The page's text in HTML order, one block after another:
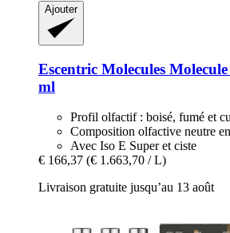
Ajouter
Escentric Molecules
ml
Profil olfactif : boisé, fumé et
Composition olfactive neutre
Avec Iso E Super et ciste
€ 166,37 (€ 1.663,70 / L)
Livraison gratuite jusqu’au 13 août